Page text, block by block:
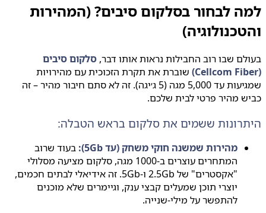
לבחור בסלקום סיבים? (המהירות
שבו רוב החבילות נראות אותו דבר,סלקום סיבים
שוברת את תקרת הזכוכית עם מהירויות
שמגיעות עד 5,000 מגה (5 ג׳יגה). זה לא סתם חיבור מהיר – זה
מהיר פרטי לבית שלכם.
ששמים את סלקום בראש הטבלה:
מהירות שמשנה חוקי משחק (עד 5Gb):
בעוד שרוב
המתחרים עוצרים ב-1000 מגה, סלקום מציעה מסלולי
"אקסטרים" של 2.5Gb ו-5Gb. זה אידיאלי לבתים חכמים,
יוצרי תוכן שמעלים קבצי ענק, וגיימרים שלא מוכנים
להתפשר על מילי-שנייה.